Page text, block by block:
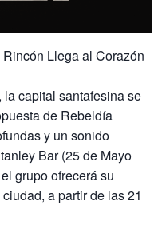
Llega al Corazón
capital santafesina se
de Rebeldía
y un sonido
Bar (25 de Mayo
grupo ofrecerá su
a partir de las 21